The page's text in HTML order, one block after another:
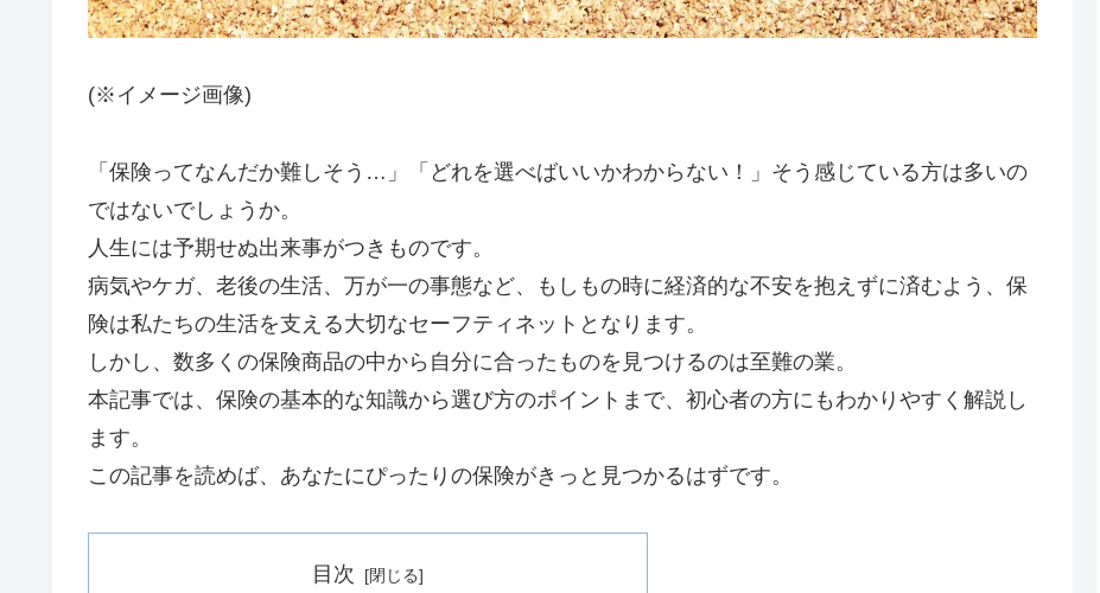
(※イメージ画像)
「保険ってなんだか難しそう…」「どれを選べばいいかわからない！」そう感じている方は多いの
ではないでしょうか。
人生には予期せぬ出来事がつきものです。
病気やケガ、老後の生活、万が一の事態など、もしもの時に経済的な不安を抱えずに済むよう、保
険は私たちの生活を支える大切なセーフティネットとなります。
しかし、数多くの保険商品の中から自分に合ったものを見つけるのは至難の業。
本記事では、保険の基本的な知識から選び方のポイントまで、初心者の方にもわかりやすく解説し
ます。
この記事を読めば、あなたにぴったりの保険がきっと見つかるはずです。
目次